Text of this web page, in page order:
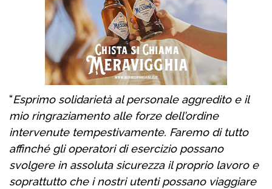
“Esprimo solidarietà al personale aggredito e il
mio ringraziamento alle forze dell’ordine
intervenute tempestivamente. Faremo di tutto
affinché gli operatori di esercizio possano
svolgere in assoluta sicurezza il proprio lavoro e
soprattutto che i nostri utenti possano viaggiare